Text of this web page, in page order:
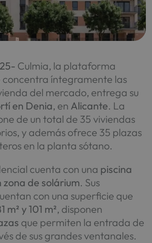
Culmia, la plataforma
íntegramente las
del mercado, entrega su
en Denia, en Alicante. La
de un total de 35 viviendas
y además ofrece 35 plazas
en la planta sótano.
cuenta con una piscina
de solárium. Sus
con una superficie que
m² y 101 m², disponen
que permiten la entrada de
de sus grandes ventanales.